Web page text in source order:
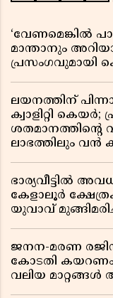
‘വേണമെങ്കിൽ
മാന്താനും
പ്രസംഗവുമായി
ലയനത്തിന്
ക്വാളിറ്റി
ശതമാനത്തിൻ്റെ
ലാഭത്തിലും വൻ
ഭാര്യവീട്ടിൽ
കേളാലൂർ
യുവാവ്
ജനന-മരണ
കോടതി കയറണം;
വലിയ മാറ്റങ്ങൾ